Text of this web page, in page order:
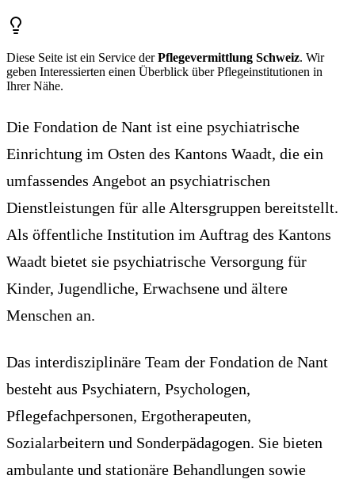
Diese Seite ist ein Service derPflegevermittlung Schweiz. Wir
geben Interessierten einen Überblick über Pflegeinstitutionen in
Ihrer Nähe.
Die Fondation de Nant ist eine psychiatrische
Einrichtung im Osten des Kantons Waadt, die ein
umfassendes Angebot an psychiatrischen
Dienstleistungen für alle Altersgruppen bereitstellt.
Als öffentliche Institution im Auftrag des Kantons
Waadt bietet sie psychiatrische Versorgung für
Kinder, Jugendliche, Erwachsene und ältere
Menschen an.
Das interdisziplinäre Team der Fondation de Nant
besteht aus Psychiatern, Psychologen,
Pflegefachpersonen, Ergotherapeuten,
Sozialarbeitern und Sonderpädagogen. Sie bieten
ambulante und stationäre Behandlungen sowie